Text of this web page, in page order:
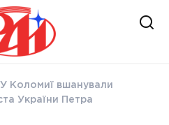
У Коломиї вшанували
України Петра